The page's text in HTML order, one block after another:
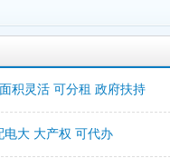
积灵活 可分租 政府扶持
大 大产权 可代办